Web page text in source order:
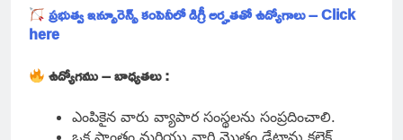
ప్రభుత్వ ఇన్సూరెన్స్ కంపెనీలో డిగ్రీ అర్హతతో ఉద్యోగాలు – Click
here
ఉద్యోగము – బాధ్యతలు :
ఎంపికైన వారు వ్యాపార సంస్థలను సంప్రదించాలి.